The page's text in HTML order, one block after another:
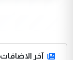
جنسية
ابا فرات ...
آخر الاضافات